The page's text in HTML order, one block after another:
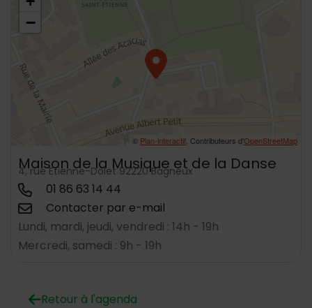
−
© Plan-interactif , Contributeurs d'OpenStreetMap
Maison de la Musique et de la Danse
4, rue Etienne-Dolet 92220 Bagneux
01 86 63 14 44
Contacter par e-mail
Lundi, mardi, jeudi, vendredi : 14h - 19h
Mercredi, samedi : 9h - 19h
Retour à l'agenda